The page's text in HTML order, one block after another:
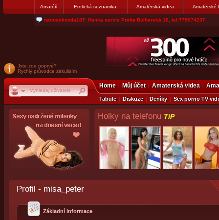
Amatéři Erotická seznamka Amatérská videa Amatérské
nanosekunda187: Hanka servis Praha Bulharská 10, tel:775674237
Jste zde poprvé?
Rychlý průvodce zákulisím
Home Můj účet Amaterská videa
Tabule Diskuze Deníky Sex porno TV
Holky na telefonu TiP
Profil - misa_peter
Základní informace